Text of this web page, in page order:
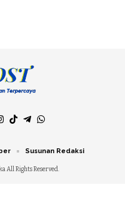
All Rights Reserved.
Susunan Redaksi